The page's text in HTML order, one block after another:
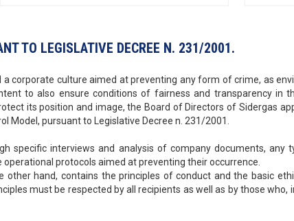
TO LEGISLATIVE DECREE N. 231/2001.
a corporate culture aimed at preventing any form of crime, as
to also ensure conditions of fairness and transparency in
its position and image, the Board of Directors of Sidergas
Model, pursuant to Legislative Decree n. 231/2001.
specific interviews and analysis of company documents, any
protocols aimed at preventing their occurrence.
other hand, contains the principles of conduct and the basic
must be respected by all recipients as well as by those